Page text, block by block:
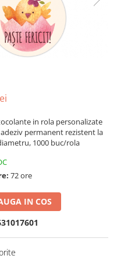
in rola personalizate
permanent rezistent la
1000 buc/rola
72 ore
IN COS